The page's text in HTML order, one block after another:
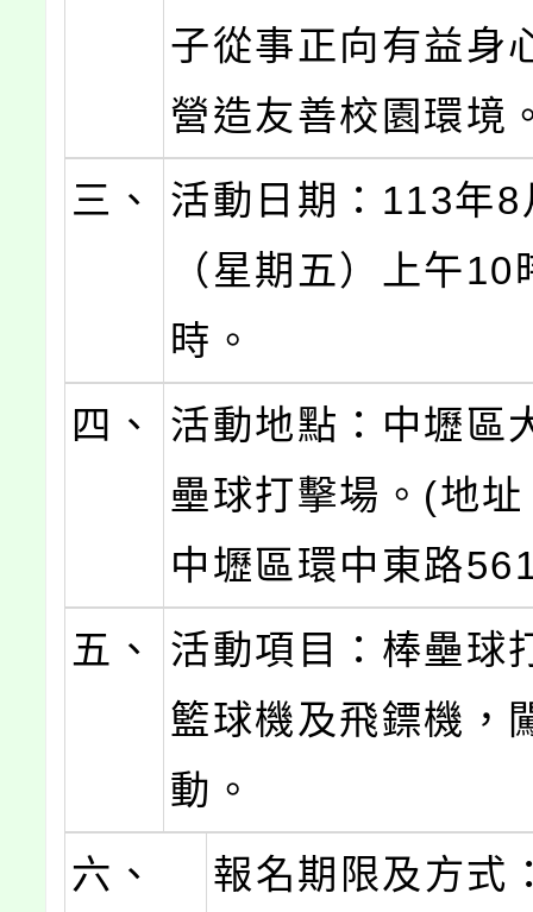
子從事正向有益身
營造友善校園環境
三、
活動日期：113年8
（星期五）上午10
時。
四、
活動地點：中壢區
壘球打擊場。(地
中壢區環中東路
五、
活動項目：棒壘球
籃球機及飛鏢機，
動。
六、
報名期限及方式